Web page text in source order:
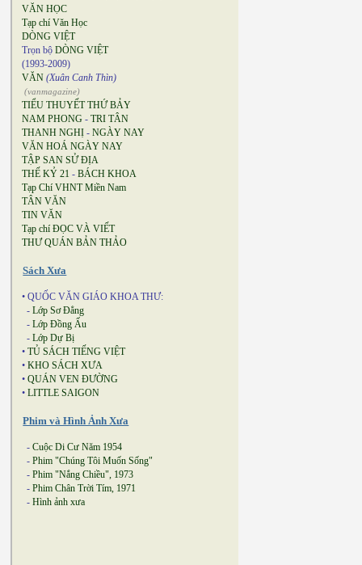
VĂN HỌC
Tạp chí Văn Học
DÒNG VIỆT
Trọn bộ DÒNG VIỆT
(1993-2009)
VĂN (Xuân Canh Thìn)
(vanmagazine)
TIỂU THUYẾT THỨ BẢY
NAM PHONG - TRI TÂN
THANH NGHỊ - NGÀY NAY
VĂN HOÁ NGÀY NAY
TẬP SAN SỬ ĐỊA
THẾ KỶ 21 - BÁCH KHOA
Tạp Chí VHNT Miền Nam
TÂN VĂN
TIN VĂN
Tạp chí ĐỌC VÀ VIẾT
THƯ QUÁN BẢN THẢO
Sách Xưa
• QUỐC VĂN GIÁO KHOA THƯ:
- Lớp Sơ Đẳng
- Lớp Đồng Ấu
- Lớp Dự Bị
• TỦ SÁCH TIẾNG VIỆT
• KHO SÁCH XƯA
• QUÁN VEN ĐƯỜNG
• LITTLE SAIGON
Phim và Hình Ảnh Xưa
- Cuộc Di Cư Năm 1954
- Phim "Chúng Tôi Muốn Sống"
- Phim "Nắng Chiều", 1973
- Phim Chân Trời Tím, 1971
- Hình ảnh xưa